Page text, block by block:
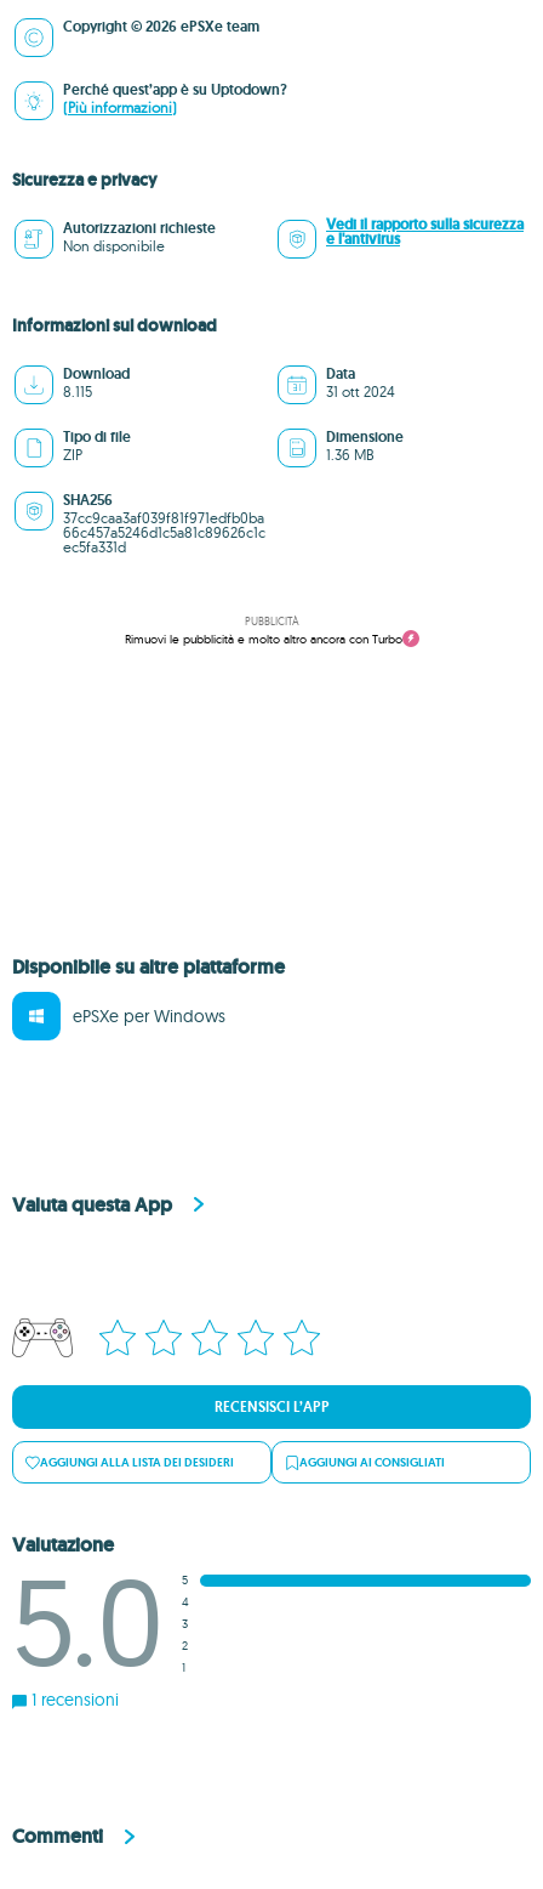
Copyright © 2026 ePSXe team
Perché quest’app è su Uptodown?
(Più informazioni)
Sicurezza e privacy
Autorizzazioni richieste
Non disponibile
Vedi il rapporto sulla sicurezza
e l'antivirus
Informazioni sul download
Download
8.115
Data
31 ott 2024
Tipo di file
ZIP
Dimensione
1.36 MB
SHA256
37cc9caa3af039f81f971edfb0ba
66c457a5246d1c5a81c89626c1c
ec5fa331d
PUBBLICITÀ
Rimuovi le pubblicità e molto altro ancora con Turbo
Disponibile su altre piattaforme
ePSXe per Windows
Valuta questa App
RECENSISCI L’APP
AGGIUNGI ALLA LISTA DEI DESIDERI AGGIUNGI AI CONSIGLIATI
Valutazione
5.0
5
4
3
2
1
1 recensioni
Commenti